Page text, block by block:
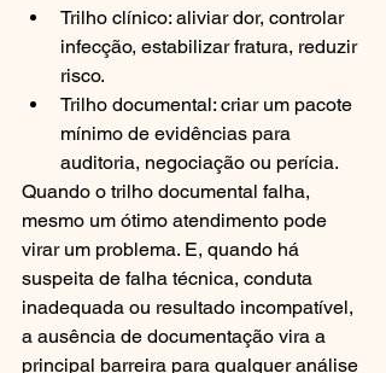
Trilho clínico: aliviar dor, controlar
infecção, estabilizar fratura, reduzir
risco.
Trilho documental: criar um pacote
mínimo de evidências para
auditoria, negociação ou perícia.
Quando o trilho documental falha,
mesmo um ótimo atendimento pode
virar um problema. E, quando há
suspeita de falha técnica, conduta
inadequada ou resultado incompatível,
a ausência de documentação vira a
principal barreira para qualquer análise